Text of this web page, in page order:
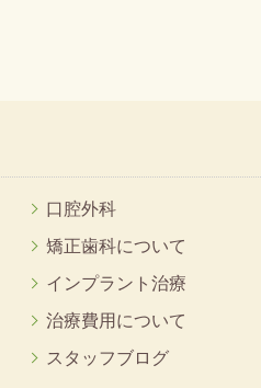
口腔外科
矯正歯科について
インプラント治療
治療費用について
スタッフブログ